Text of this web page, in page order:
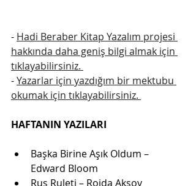
- Hadi Beraber Kitap Yazalım projesi
hakkında daha geniş bilgi almak için
tıklayabilirsiniz.
- Yazarlar için yazdığım bir mektubu
okumak için tıklayabilirsiniz.
HAFTANIN YAZILARI
Başka Birine Aşık Oldum –
Edward Bloom
Rus Ruleti – Rojda Aksoy